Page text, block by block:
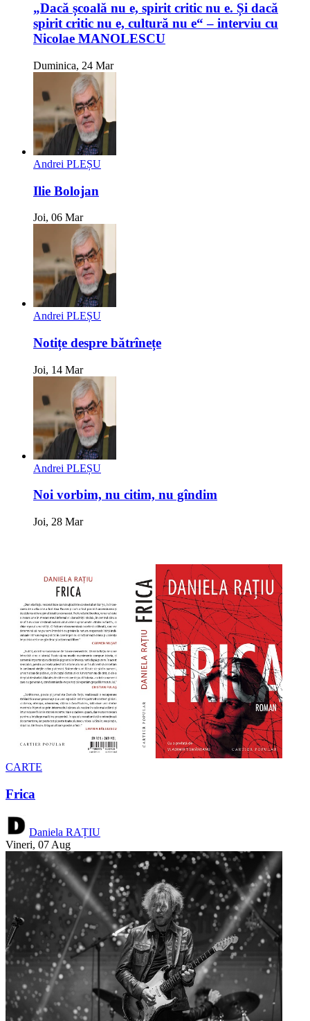
„Dacă școală nu e, spirit critic nu e. Și dacă
spirit critic nu e, cultură nu e“ – interviu cu
Nicolae MANOLESCU
Duminica, 24 Mar
Andrei PLEȘU
Ilie Bolojan
Joi, 06 Mar
Andrei PLEȘU
Notițe despre bătrînețe
Joi, 14 Mar
Andrei PLEȘU
Noi vorbim, nu citim, nu gîndim
Joi, 28 Mar
CARTE
Frica
Daniela RAȚIU
Vineri, 07 Aug